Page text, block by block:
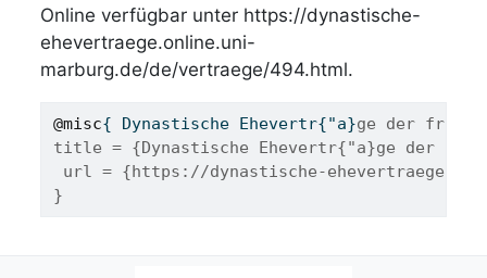
Online verfügbar unter https://dynastische-
ehevertraege.online.uni-
marburg.de/de/vertraege/494.html.
@misc{ Dynastische Ehevertr{"a}ge der
title = {Dynastische Ehevertr{"a}ge der
url = {https://dynastische-
}